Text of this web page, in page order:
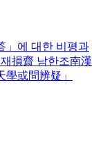
」에 대한 비평과
損齋 남한조南漢
或問辨疑」